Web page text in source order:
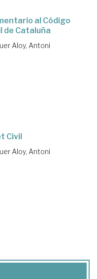
al Código
de Cataluña
Aloy, Antoni
Civil
Aloy, Antoni